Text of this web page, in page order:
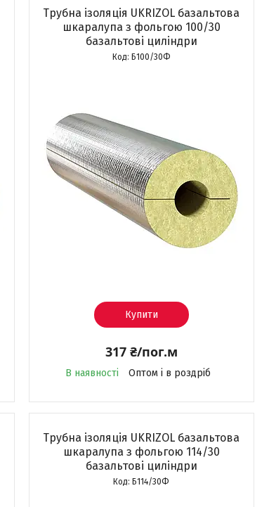
Трубна ізоляція UKRIZOL базальтова
шкаралупа з фольгою 100/30
базальтові циліндри
Б100/30Ф
Купити
317 ₴/пог.м
В наявності Оптом і в роздріб
Трубна ізоляція UKRIZOL базальтова
шкаралупа з фольгою 114/30
базальтові циліндри
Б114/30Ф